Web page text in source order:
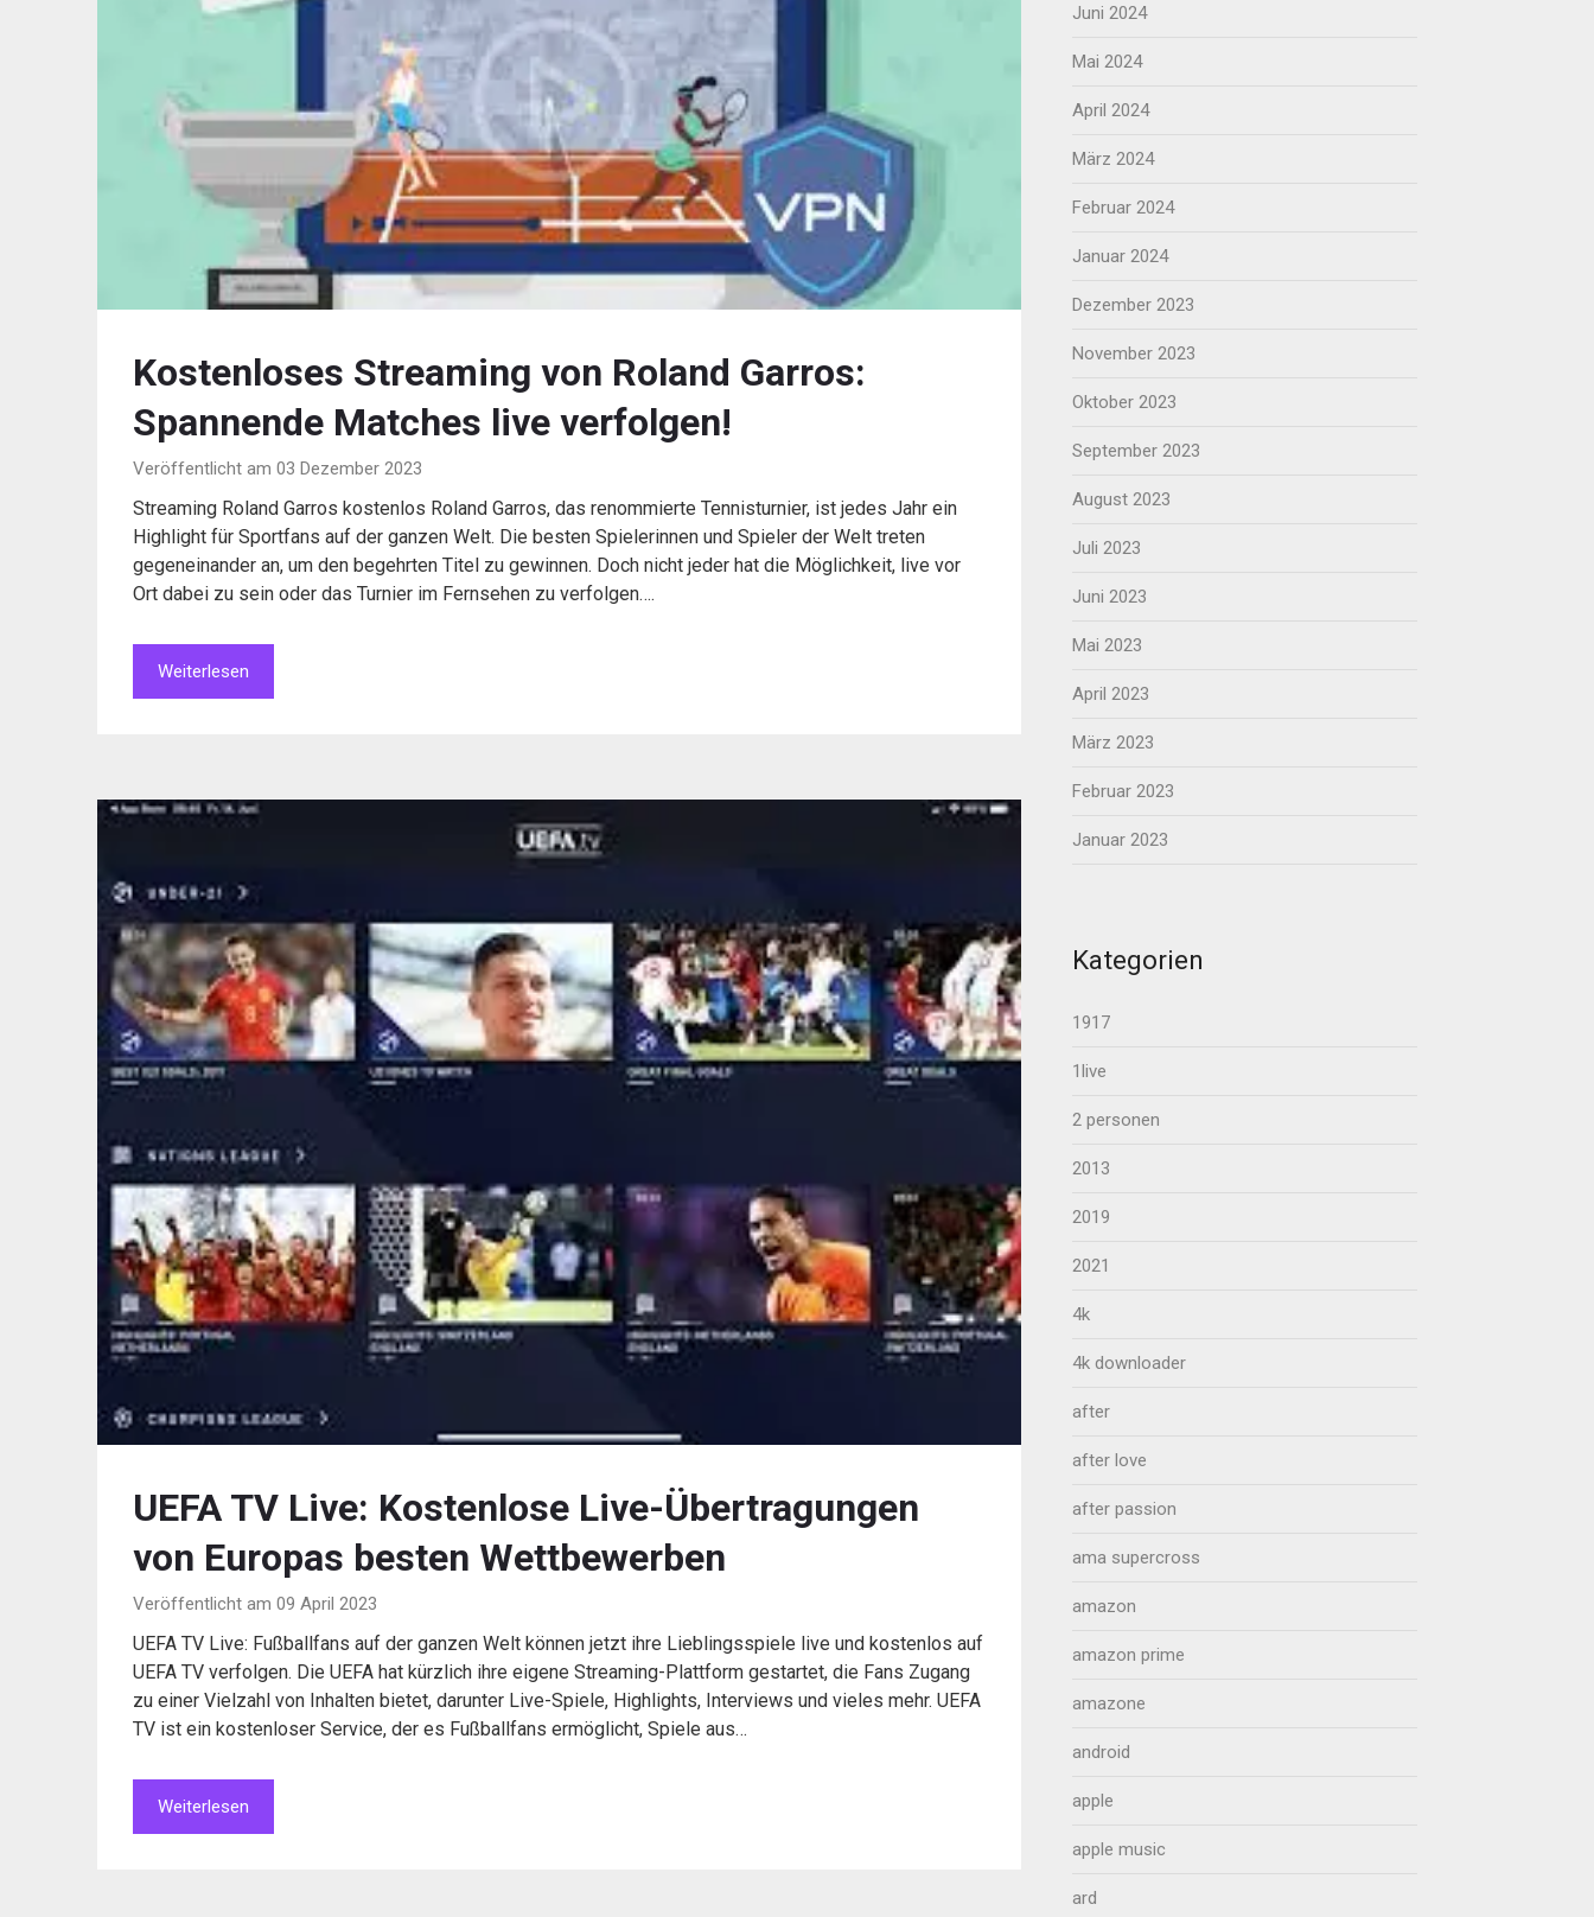
Kostenloses Streaming von Roland Garros:
Spannende Matches live verfolgen!
Veröffentlicht am 03 Dezember 2023
Streaming Roland Garros kostenlos Roland Garros, das renommierte Tennisturnier, ist jedes Jahr ein
Highlight für Sportfans auf der ganzen Welt. Die besten Spielerinnen und Spieler der Welt treten
gegeneinander an, um den begehrten Titel zu gewinnen. Doch nicht jeder hat die Möglichkeit, live vor
Ort dabei zu sein oder das Turnier im Fernsehen zu verfolgen….
Weiterlesen
UEFA TV Live: Kostenlose Live-Übertragungen
von Europas besten Wettbewerben
Veröffentlicht am 09 April 2023
UEFA TV Live: Fußballfans auf der ganzen Welt können jetzt ihre Lieblingsspiele live und kostenlos auf
UEFA TV verfolgen. Die UEFA hat kürzlich ihre eigene Streaming-Plattform gestartet, die Fans Zugang
zu einer Vielzahl von Inhalten bietet, darunter Live-Spiele, Highlights, Interviews und vieles mehr. UEFA
TV ist ein kostenloser Service, der es Fußballfans ermöglicht, Spiele aus…
Weiterlesen
Juni 2024
Mai 2024
April 2024
März 2024
Februar 2024
Januar 2024
Dezember 2023
November 2023
Oktober 2023
September 2023
August 2023
Juli 2023
Juni 2023
Mai 2023
April 2023
März 2023
Februar 2023
Januar 2023
Kategorien
1917
1live
2 personen
2013
2019
2021
4k
4k downloader
after
after love
after passion
ama supercross
amazon
amazon prime
amazone
android
apple
apple music
ard